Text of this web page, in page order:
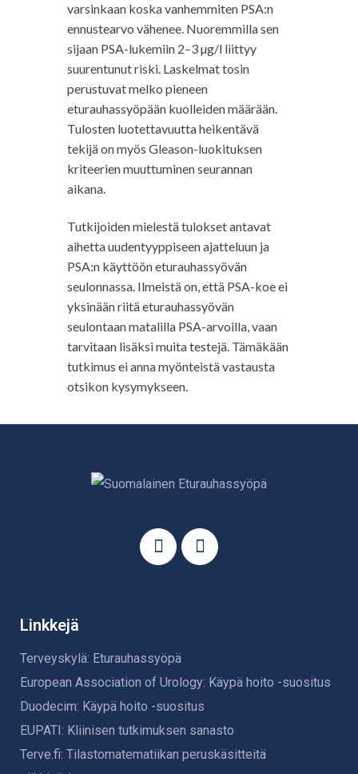
varsinkaan koska vanhemmiten PSA:n
ennustearvo vähenee. Nuoremmilla sen
sijaan PSA-lukemiin 2–3 µg/l liittyy
suurentunut riski. Laskelmat tosin
perustuvat melko pieneen
eturauhassyöpään kuolleiden määrään.
Tulosten luotettavuutta heikentävä
tekijä on myös Gleason-luokituksen
kriteerien muuttuminen seurannan
aikana.
Tutkijoiden mielestä tulokset antavat
aihetta uudentyyppiseen ajatteluun ja
PSA:n käyttöön eturauhassyövän
seulonnassa. Ilmeistä on, että PSA-koe ei
yksinään riitä eturauhassyövän
seulontaan matalilla PSA-arvoilla, vaan
tarvitaan lisäksi muita testejä. Tämäkään
tutkimus ei anna myönteistä vastausta
otsikon kysymykseen.
Linkkejä
Terveyskylä: Eturauhassyöpä
European Association of Urology: Käypä hoito -suositus
Duodecim: Käypä hoito -suositus
EUPATI: Kliinisen tutkimuksen sanasto
Terve.fi: Tilastomatematiikan peruskäsitteitä